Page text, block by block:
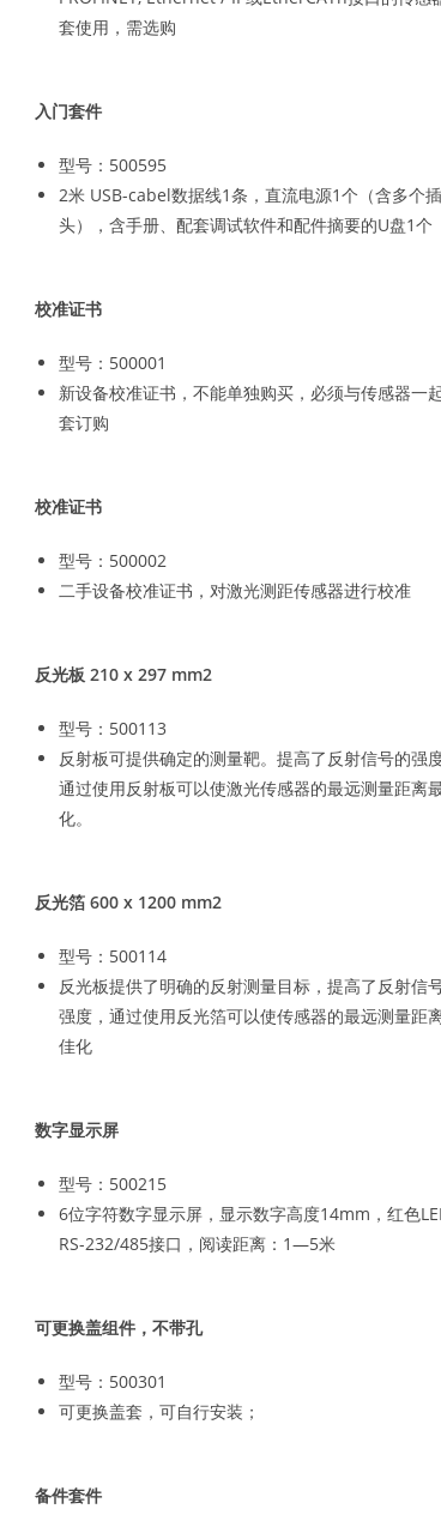
套使用，需选购
入门套件
型号：500595
2米 USB-cabel数据线1条，直流电源1个（含多个
头），含手册、配套调试软件和配件摘要的U盘1个
校准证书
型号：500001
新设备校准证书，不能单独购买，必须与传感器一
套订购
校准证书
型号：500002
二手设备校准证书，对激光测距传感器进行校准
反光板 210 x 297 mm2
型号：500113
反射板可提供确定的测量靶。提高了反射信号的强
通过使用反射板可以使激光传感器的最远测量距离
化。
反光箔 600 x 1200 mm2
型号：500114
反光板提供了明确的反射测量目标，提高了反射信
强度，通过使用反光箔可以使传感器的最远测量距
佳化
数字显示屏
型号：500215
6位字符数字显示屏，显示数字高度14mm，红色
RS-232/485接口，阅读距离：1—5米
可更换盖组件，不带孔
型号：500301
可更换盖套，可自行安装；
备件套件